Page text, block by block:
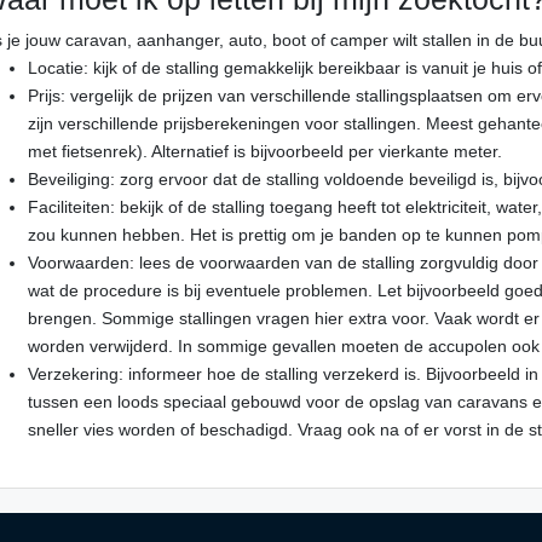
je jouw caravan, aanhanger, auto, boot of camper wilt stallen in de
Locatie: kijk of de stalling gemakkelijk bereikbaar is vanuit je huis
Prijs: vergelijk de prijzen van verschillende stallingsplaatsen om
zijn verschillende prijsberekeningen voor stallingen. Meest
met fietsenrek). Alternatief is bijvoorbeeld per vierkante meter.
Beveiliging: zorg ervoor dat de stalling voldoende beveiligd is,
Faciliteiten: bekijk of de stalling toegang heeft tot elektriciteit,
zou kunnen hebben. Het is prettig om je banden op te kunnen
Voorwaarden: lees de voorwaarden van de stalling zorgvuldig
wat de procedure is bij eventuele problemen. Let bijvoorbeeld
brengen. Sommige stallingen vragen hier extra voor. Vaak wordt
worden verwijderd. In sommige gevallen moeten de accupolen
Verzekering: informeer hoe de stalling verzekerd is. Bijvoorbeeld
tussen een loods speciaal gebouwd voor de opslag van caravans
sneller vies worden of beschadigd. Vraag ook na of er vorst in de